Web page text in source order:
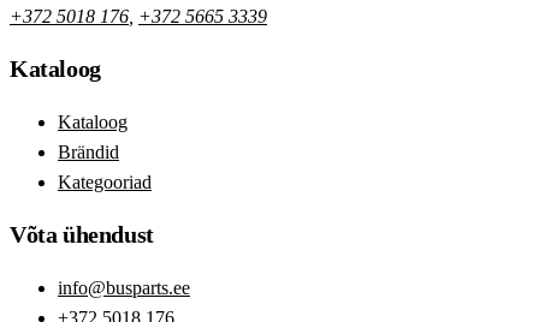
+372 5018 176 +372 5665 3339
Kataloog
Kataloog
Brändid
Kategooriad
Võta ühendust
info@busparts.ee
+372 5018 176